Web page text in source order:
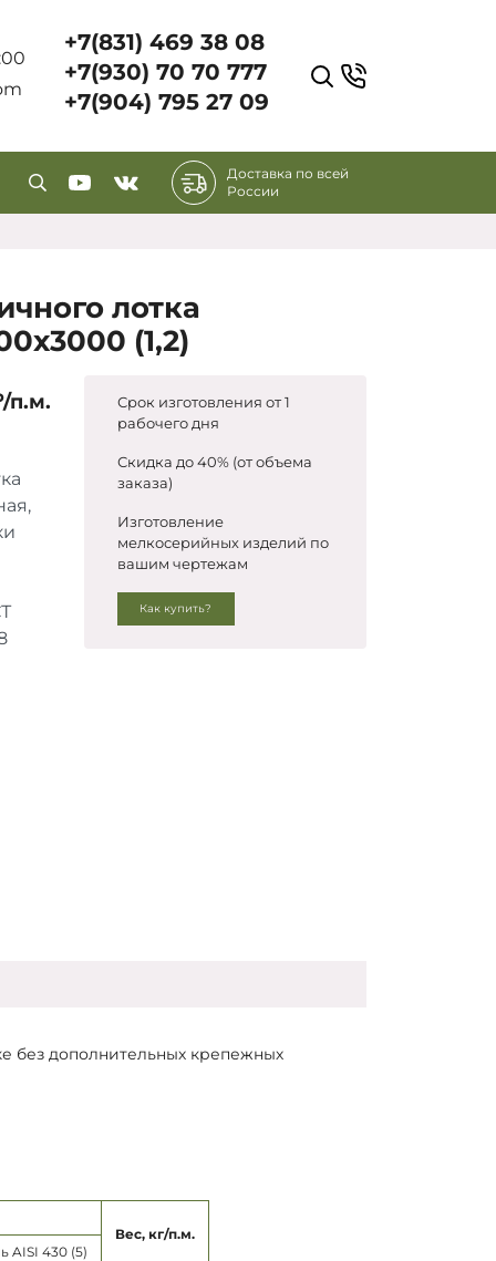
+7(831) 469 38 08
+7(930) 70 70 777
+7(904) 795 27 09
Доставка по всей
России
лотка
(1,2)
п.м.
Срок изготовления от 1
рабочего дня
Скидка до 40% (от объема
заказа)
Изготовление
мелкосерийных изделий по
вашим чертежам
Как купить?
без дополнительных крепежных
Вес, кг/п.м.
AISI 430 (5)